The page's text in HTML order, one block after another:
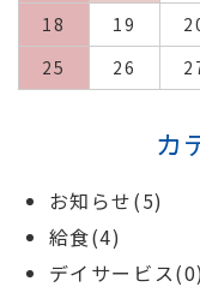
18
19
25
26
カ
お知らせ(5)
給食(4)
デイサービス